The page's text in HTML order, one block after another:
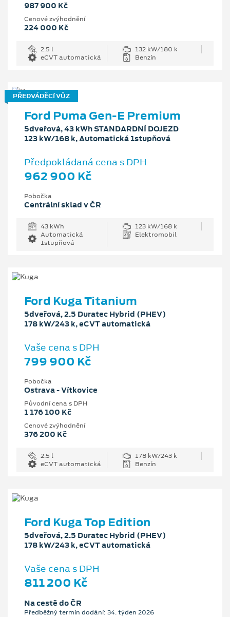
987 900 Kč
Cenové zvýhodnění
224 000 Kč
2.5 l
132 kW/180 k
eCVT automatická
Benzín
PŘEDVÁDĚCÍ VŮZ
Ford Puma Gen-E Premium
5dveřová, 43 kWh STANDARDNÍ DOJEZD
123 kW/168 k, Automatická 1stupňová
Předpokládaná cena s DPH
962 900 Kč
Pobočka
Centrální sklad v ČR
43 kWh
123 kW/168 k
Automatická
1stupňová
Elektromobil
Ford Kuga Titanium
5dveřová, 2.5 Duratec Hybrid (PHEV)
178 kW/243 k, eCVT automatická
Vaše cena s DPH
799 900 Kč
Pobočka
Ostrava - Vítkovice
Původní cena s DPH
1 176 100 Kč
Cenové zvýhodnění
376 200 Kč
2.5 l
178 kW/243 k
eCVT automatická
Benzín
Ford Kuga Top Edition
5dveřová, 2.5 Duratec Hybrid (PHEV)
178 kW/243 k, eCVT automatická
Vaše cena s DPH
811 200 Kč
Na cestě do ČR
Předběžný termín dodání: 34. týden 2026